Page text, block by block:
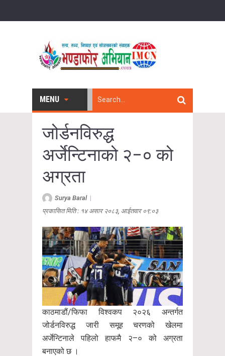
MENU
जोर्डनविरुद्ध
अर्जेन्टिनाको २–० को
अग्रता
Surya Baral|
प्रकासित मिति : १४ असार २०८३, आईतवार ०९:०३
काठमाडौं/फिफा विश्वकप २०२६ अन्तर्गत
जोर्डनविरुद्ध जारी समूह चरणको खेलमा
अर्जेन्टिनाले पहिलो हाफमै २–० को अग्रता
बनाएको छ ।